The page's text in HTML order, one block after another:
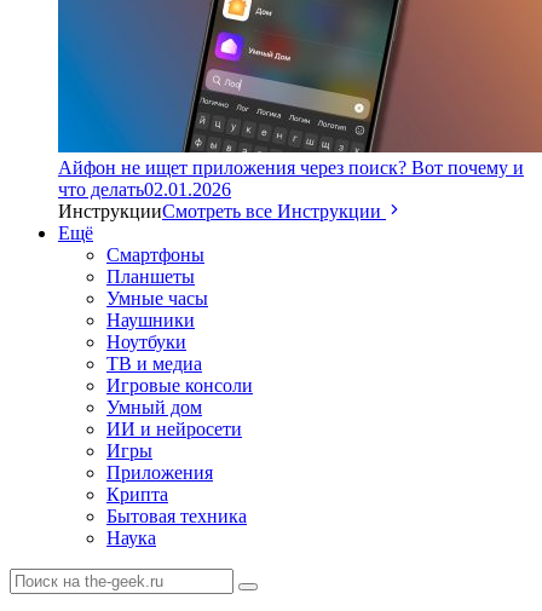
Айфон не ищет приложения через поиск? Вот почему и
что делать02.01.2026
ИнструкцииСмотреть все Инструкции
Ещё
Смартфоны
Планшеты
Умные часы
Наушники
Ноутбуки
ТВ и медиа
Игровые консоли
Умный дом
ИИ и нейросети
Игры
Приложения
Крипта
Бытовая техника
Наука